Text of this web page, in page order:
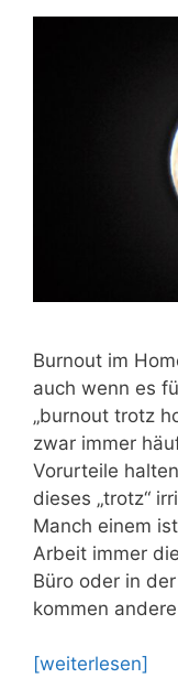
Burnout im
auch wenn es
„burnout trotz
zwar immer
Vorurteile
dieses „trotz“
Manch einem
Arbeit immer
Büro oder in
kommen
[weiterlesen]